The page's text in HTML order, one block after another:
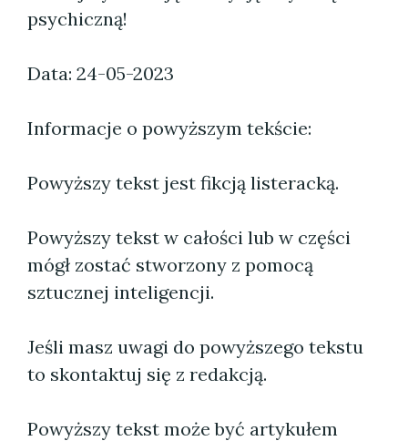
psychiczną!
Data: 24-05-2023
Informacje o powyższym tekście:
Powyższy tekst jest fikcją listeracką.
Powyższy tekst w całości lub w części
mógł zostać stworzony z pomocą
sztucznej inteligencji.
Jeśli masz uwagi do powyższego tekstu
to skontaktuj się z redakcją.
Powyższy tekst może być artykułem